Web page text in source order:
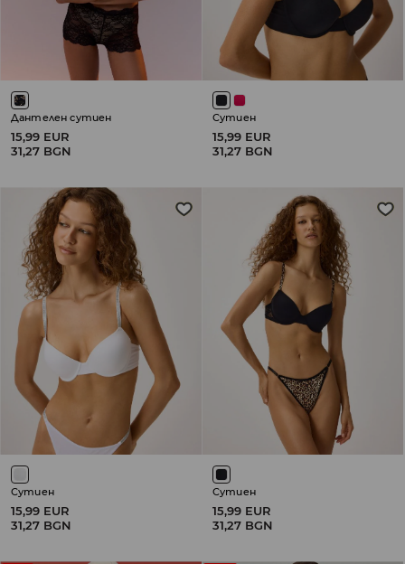
Дантелен сутиен
15,99 EUR
31,27 BGN
Сутиен
15,99 EUR
31,27 BGN
Сутиен
15,99 EUR
31,27 BGN
Сутиен
15,99 EUR
31,27 BGN